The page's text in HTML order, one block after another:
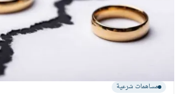
مساهمات شرعية